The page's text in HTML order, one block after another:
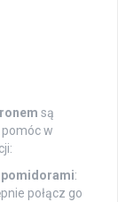
są
w
pomidorami:
połącz go